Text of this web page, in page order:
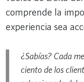
comprende la
experiencia sea
¿Sabías? Cada
ciento de los